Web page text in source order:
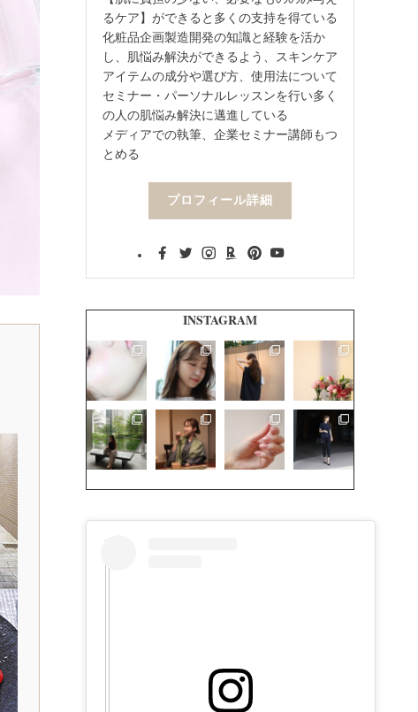
るケア】ができると多くの支持を得ている
化粧品企画製造開発の知識と経験を活か
し、肌悩み解決ができるよう、スキンケア
アイテムの成分や選び方、使用法について
セミナー・パーソナルレッスンを行い多く
の人の肌悩み解決に邁進している
メディアでの執筆、企業セミナー講師もつ
とめる
プロフィール詳細
INSTAGRAM